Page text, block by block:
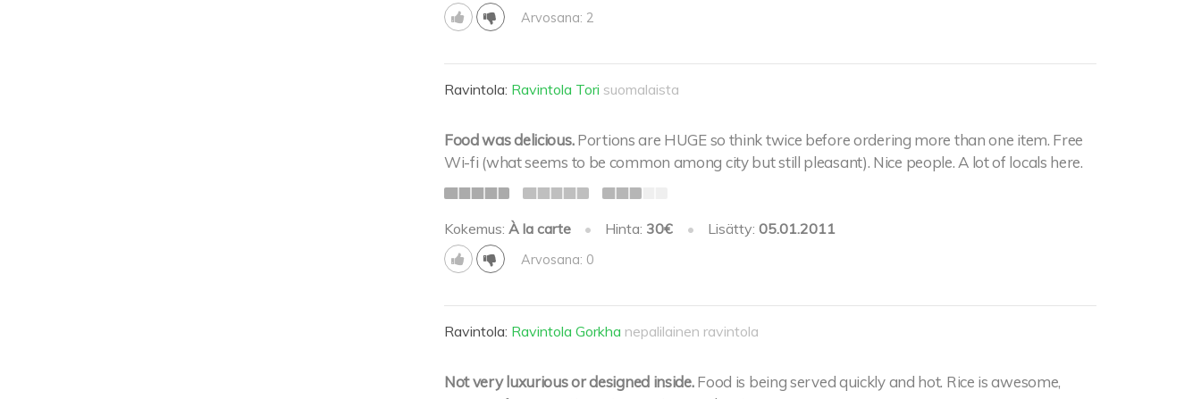
Arvosana: 2
Ravintola: Ravintola Tori suomalaista
Food was delicious. Portions are HUGE so think twice before ordering more than one item. Free
Wi-fi (what seems to be common among city but still pleasant). Nice people. A lot of locals here.
Kokemus: À la carte • Hinta: 30€ • Lisätty: 05.01.2011
Arvosana: 0
Ravintola: Ravintola Gorkha nepalilainen ravintola
Not very luxurious or designed inside. Food is being served quickly and hot. Rice is awesome,